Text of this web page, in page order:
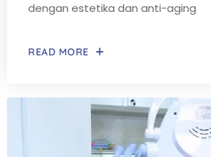
dengan estetika dan anti-aging
READ MORE